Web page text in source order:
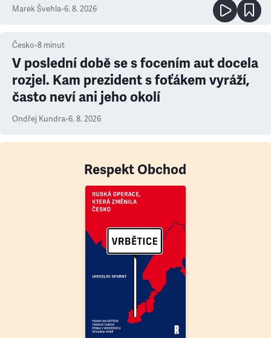
Marek Švehla•6. 8. 2026
Česko•8 minut
V poslední době se s focením aut docela
rozjel. Kam prezident s foťákem vyráží,
často neví ani jeho okolí
Ondřej Kundra•6. 8. 2026
Respekt Obchod